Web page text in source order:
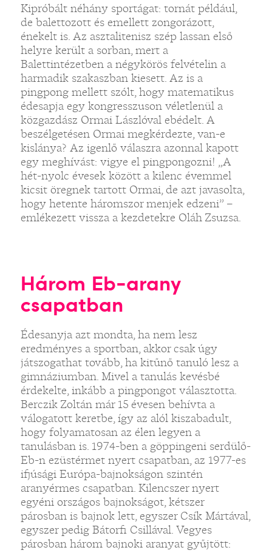
Kipróbált néhány sportágat: tornát például,
de balettozott és emellett zongorázott,
énekelt is. Az asztalitenisz szép lassan első
helyre került a sorban, mert a
Balettintézetben a négykörös felvételin a
harmadik szakaszban kiesett. Az is a
pingpong mellett szólt, hogy matematikus
édesapja egy kongresszuson véletlenül a
közgazdász Ormai Lászlóval ebédelt. A
beszélgetésen Ormai megkérdezte, van-e
kislánya? Az igenlő válaszra azonnal kapott
egy meghívást: vigye el pingpongozni! „A
hét-nyolc évesek között a kilenc évemmel
kicsit öregnek tartott Ormai, de azt javasolta,
hogy hetente háromszor menjek edzeni” –
emlékezett vissza a kezdetekre Oláh Zsuzsa.
Három Eb-arany
csapatban
Édesanyja azt mondta, ha nem lesz
eredményes a sportban, akkor csak úgy
játszogathat tovább, ha kitűnő tanuló lesz a
gimnáziumban. Mivel a tanulás kevésbé
érdekelte, inkább a pingpongot választotta.
Berczik Zoltán már 15 évesen behívta a
válogatott keretbe, így az alól kiszabadult,
hogy folyamatosan az élen legyen a
tanulásban is. 1974-ben a göppingeni serdülő-
Eb-n ezüstérmet nyert csapatban, az 1977-es
ifjúsági Európa-bajnokságon szintén
aranyérmes csapatban. Kilencszer nyert
egyéni országos bajnokságot, kétszer
párosban is bajnok lett, egyszer Csík Mártával,
egyszer pedig Bátorfi Csillával. Vegyes
párosban három bajnoki aranyat gyűjtött: